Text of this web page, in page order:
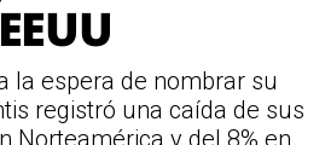
la espera de nombrar su
registró una caída de sus
Norteamérica y del 8% en